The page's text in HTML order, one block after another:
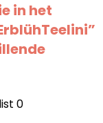
in het
0